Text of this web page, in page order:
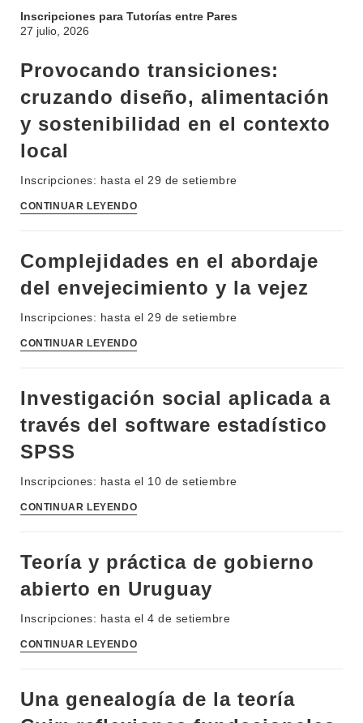
INSTITUCIONAL
EVA FCS
Inscripciones para Tutorías entre Pares
27 julio, 2026
Provocando transiciones:
cruzando diseño, alimentación
y sostenibilidad en el contexto
local
Inscripciones: hasta el 29 de setiembre
CONTINUAR LEYENDO
Complejidades en el abordaje
del envejecimiento y la vejez
Inscripciones: hasta el 29 de setiembre
CONTINUAR LEYENDO
Investigación social aplicada a
través del software estadístico
SPSS
Inscripciones: hasta el 10 de setiembre
CONTINUAR LEYENDO
Teoría y práctica de gobierno
abierto en Uruguay
Inscripciones: hasta el 4 de setiembre
CONTINUAR LEYENDO
Una genealogía de la teoría